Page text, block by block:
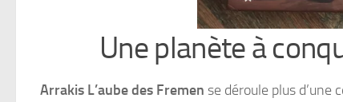
Une planète à
Arrakis L’aube des Fremen se déroule plus d’une